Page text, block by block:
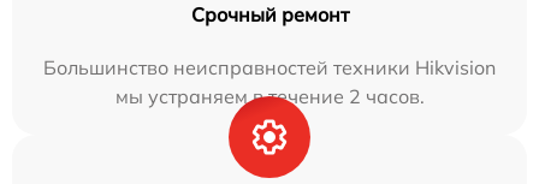
Срочный ремонт
Большинство неисправностей техники Hikvision
мы устраняем в течение 2 часов.